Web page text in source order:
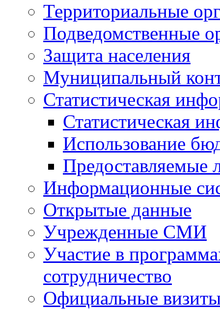
Территориальные
Подведомственные
Защита населения
Муниципальный
Статистическая
Статистическая
Использование
Предоставляемые
Информационные
Открытые данные
Учрежденные СМИ
Участие в
сотрудничество
Официальные